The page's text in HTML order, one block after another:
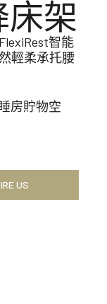
架
智能
輕柔承托腰
房貯物空
US